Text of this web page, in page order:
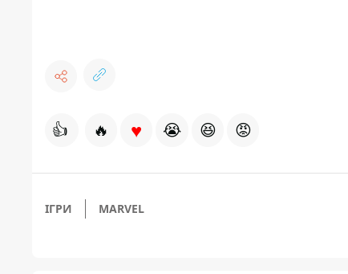
👍 🔥 ♥ 😭 😆 😡
ІГРИ MARVEL